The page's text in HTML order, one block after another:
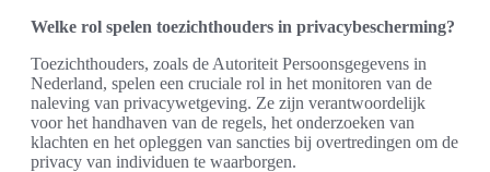
Welke rol spelen toezichthouders in privacybescherming?
Toezichthouders, zoals de Autoriteit Persoonsgegevens in
Nederland, spelen een cruciale rol in het monitoren van de
naleving van privacywetgeving. Ze zijn verantwoordelijk
voor het handhaven van de regels, het onderzoeken van
klachten en het opleggen van sancties bij overtredingen om de
privacy van individuen te waarborgen.